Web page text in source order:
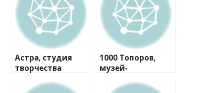
Астра, студия
творчества
1000 Топоров,
музей-